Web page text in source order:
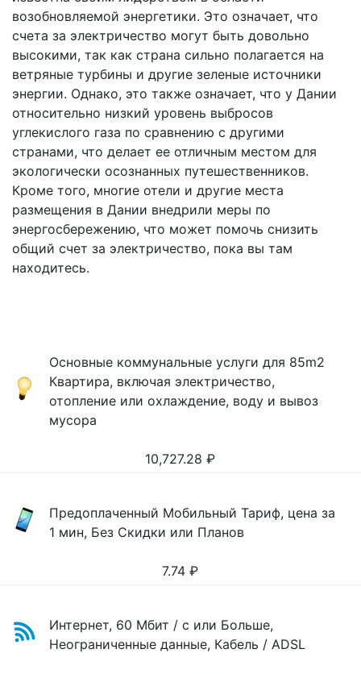
возобновляемой энергетики. Это означает, что
счета за электричество могут быть довольно
высокими, так как страна сильно полагается на
ветряные турбины и другие зеленые источники
энергии. Однако, это также означает, что у Дании
относительно низкий уровень выбросов
углекислого газа по сравнению с другими
странами, что делает ее отличным местом для
экологически осознанных путешественников.
Кроме того, многие отели и другие места
размещения в Дании внедрили меры по
энергосбережению, что может помочь снизить
общий счет за электричество, пока вы там
находитесь.
Основные коммунальные услуги для 85m2
Квартира, включая электричество,
отопление или охлаждение, воду и вывоз
мусора
10,727.28 ₽
Предоплаченный Мобильный Тариф, цена за
1 мин, Без Скидки или Планов
7.74 ₽
Интернет, 60 Мбит / с или Больше,
Неограниченные данные, Кабель / ADSL